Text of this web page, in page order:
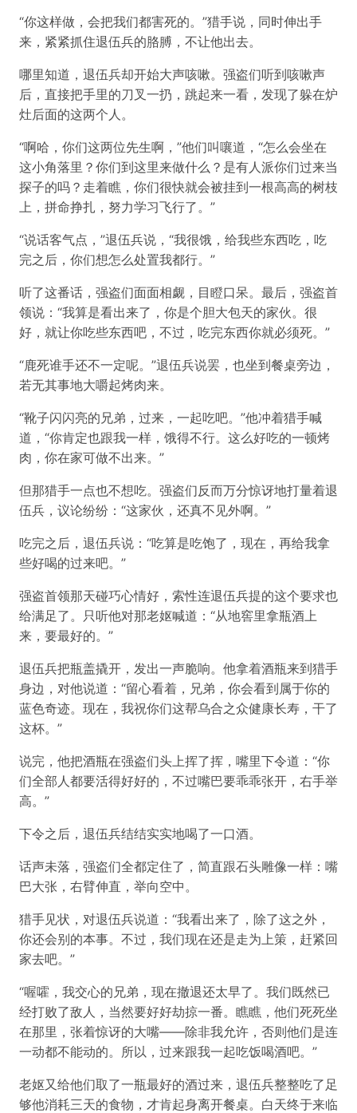
“你这样做，会把我们都害死的。”猎手说，同时伸出手
来，紧紧抓住退伍兵的胳膊，不让他出去。
哪里知道，退伍兵却开始大声咳嗽。强盗们听到咳嗽声
后，直接把手里的刀叉一扔，跳起来一看，发现了躲在炉
灶后面的这两个人。
“啊哈，你们这两位先生啊，”他们叫嚷道，“怎么会坐在
这小角落里？你们到这里来做什么？是有人派你们过来当
探子的吗？走着瞧，你们很快就会被挂到一根高高的树枝
上，拼命挣扎，努力学习飞行了。”
“说话客气点，”退伍兵说，“我很饿，给我些东西吃，吃
完之后，你们想怎么处置我都行。”
听了这番话，强盗们面面相觑，目瞪口呆。最后，强盗首
领说：“我算是看出来了，你是个胆大包天的家伙。很
好，就让你吃些东西吧，不过，吃完东西你就必须死。”
“鹿死谁手还不一定呢。”退伍兵说罢，也坐到餐桌旁边，
若无其事地大嚼起烤肉来。
“靴子闪闪亮的兄弟，过来，一起吃吧。”他冲着猎手喊
道，“你肯定也跟我一样，饿得不行。这么好吃的一顿烤
肉，你在家可做不出来。”
但那猎手一点也不想吃。强盗们反而万分惊讶地打量着退
伍兵，议论纷纷：“这家伙，还真不见外啊。”
吃完之后，退伍兵说：“吃算是吃饱了，现在，再给我拿
些好喝的过来吧。”
强盗首领那天碰巧心情好，索性连退伍兵提的这个要求也
给满足了。只听他对那老妪喊道：“从地窖里拿瓶酒上
来，要最好的。”
退伍兵把瓶盖撬开，发出一声脆响。他拿着酒瓶来到猎手
身边，对他说道：“留心看着，兄弟，你会看到属于你的
蓝色奇迹。现在，我祝你们这帮乌合之众健康长寿，干了
这杯。”
说完，他把酒瓶在强盗们头上挥了挥，嘴里下令道：“你
们全部人都要活得好好的，不过嘴巴要乖乖张开，右手举
高。”
下令之后，退伍兵结结实实地喝了一口酒。
话声未落，强盗们全都定住了，简直跟石头雕像一样：嘴
巴大张，右臂伸直，举向空中。
猎手见状，对退伍兵说道：“我看出来了，除了这之外，
你还会别的本事。不过，我们现在还是走为上策，赶紧回
家去吧。”
“喔嚯，我交心的兄弟，现在撤退还太早了。我们既然已
经打败了敌人，当然要好好劫掠一番。瞧瞧，他们死死坐
在那里，张着惊讶的大嘴——除非我允许，否则他们是连
一动都不能动的。所以，过来跟我一起吃饭喝酒吧。”
老妪又给他们取了一瓶最好的酒过来，退伍兵整整吃了足
够他消耗三天的食物，才肯起身离开餐桌。白天终于来临